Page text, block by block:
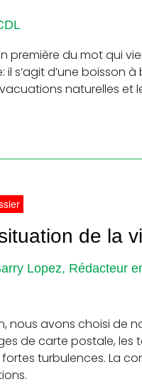
du mot qui
s’agit d’une boisson
naturelles
de la
Lopez, Rédacteur
nous avons choisi de
de carte postale,
turbulences. La